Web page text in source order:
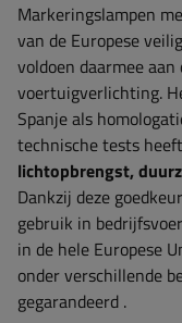
Markeringslampen
van de Europese
voldoen daarmee
voertuigverlichting.
Spanje als
technische tests
lichtopbrengst,
Dankzij deze
gebruik in
in de hele Europese
onder verschillende
gegarandeerd .